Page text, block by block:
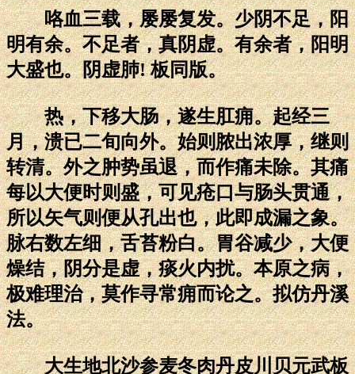
咯血三载，屡屡复发。少阴不足，阳
明有余。不足者，真阴虚。有余者，阳明
大盛也。阴虚肺! 板同版。
热，下移大肠，遂生肛痈。起经三
月，溃已二旬向外。始则脓出浓厚，继则
转清。外之肿势虽退，而作痛未除。其痛
每以大便时则盛，可见疮口与肠头贯通，
所以矢气则便从孔出也，此即成漏之象。
脉右数左细，舌苔粉白。胃谷减少，大便
燥结，阴分是虚，痰火内扰。本原之病，
极难理治，莫作寻常痈而论之。拟仿丹溪
法。
大生地北沙参麦冬肉丹皮川贝元武板